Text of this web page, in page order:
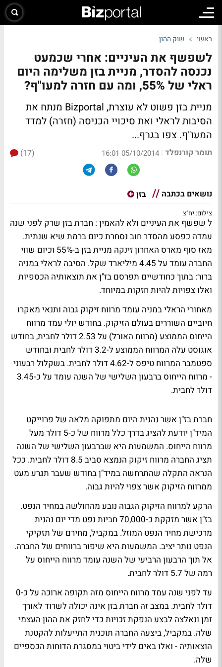
ראשי שוק ההון
לשפשף את העיניים: אחרי שכמעט
נכנסה להסדר, מניית בזן משלימה היום
ראלי של 55%, ומה עם חזרה למעו"ף?
מניית בזן פשוט לא עוצרת, Bizportal מנתח את
הסיבות לראלי ואת סיכויי הכניסה (חזרה) למדד
המעו"ף. צפו בגרף...
תומר קורנפלד |
05/10/2014 16:01
(17)
נושאים בכתבה בזן
צילום: יח"צ
ל שפשף את העיניים ולא להאמין : חברת בזן שרק לפני שנה
עמדה כפסע מהסדר חוב נסחרת כיום ברמת שיא שנתית.
מאז סוף מארס האחרון זינקה מניית בזן ב-55% וכיום שווי
החברה עומד על 4.45 מיליארד שקל. הסיבה לראלי במניה
ברור: בתוך כחודשיים תפרסם בז"ן את תוצאותיה הכספיות
ואלו צפויות להיות חזקות במיוחד.
מאחורי הראלי במניה עומד מרווח זיקוק גבוה ותנאי מאקרו
חיוביים השוררים בעולם הזיקוק. בחודש יולי עמד מרווח
הייחוס הממוצע (מרווח האורל) על 2.53 דולר לחבית, בחודש
אוגוסט עלה המרווח הממוצע ל-3.2 דולר לחבית ובחודש
ספטמבר המרווח טיפס ל-4.62 דולר לחבית. בשקלול רבעוני
- מרווח הייחוס ברבעון השלישי של השנה עומד על כ-3.45
דולר לחבית.
חברת בז"ן אשר נהנית היום מתפוקה מלאה של פרוייקט
המיד"ן יודעת להציג בדרך כלל מרווח של כ-5 דולר מעל
מרווח הייחוס. המשמעות היא שברבעון השלישי של השנה
תציג החברה מרווח זיקוק הנמצא סביב 8.5 דולר לחבית. ככל
הנראה התקלה שהתרחשה במיד"ן בחודש שעבר תגרע מעט
ממרווח הזיקוק אשר צפוי להיות גבוה.
הרקע למרווח הזיקוק הגבוה נובע מהחולשה במחיר הנפט.
בז"ן אשר מזקקת כ-70,000 חביות נפט מדי יום נהנית
מרכישת מחיר הנפט המוזל. במקביל, מחירם של תזקיקי
הנפט נותר יציב. המשמעות היא שיפור ברווחים של החברה.
אל תוך הרבעון הרביעי של השנה עומד מרווח הייחוס על
רמה של 5.7 דולר לחבית.
עד לפני שנה עמד מרווח הייחוס מזה תקופה ארוכה על כ-0
דולר לחבית. במצב זה חברת בזן אינה יכולה לשרוד לאורך
זמן ונאלצה לבצע הנפקת זכויות כדי לחזק את ההון העצמי
שלה. במקביל, ביצעה החברה תוכנית התייעלות להקטנת
הוצאותיה - ואלו באים לידי ביטוי במסגרת הדוחות הכספיים
שלה.